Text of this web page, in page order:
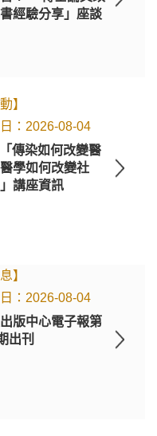
經驗分享」座談
】
2026-08-04
傳染如何改變醫
學如何改變社
講座資訊
】
2026-08-04
版中心電子報第
出刊